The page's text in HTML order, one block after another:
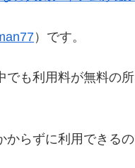
）です。
でも利用料が無料の
らずに利用できる